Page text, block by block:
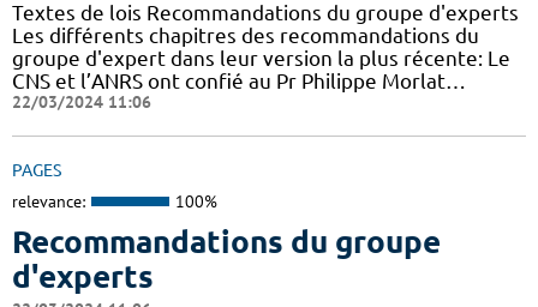
Textes de lois Recommandations du groupe d'experts
Les différents chapitres des recommandations du
groupe d'expert dans leur version la plus récente: Le
CNS et l’ANRS ont confié au Pr Philippe Morlat…
22/03/2024 11:06
PAGES
relevance: 100%
Recommandations du groupe
d'experts